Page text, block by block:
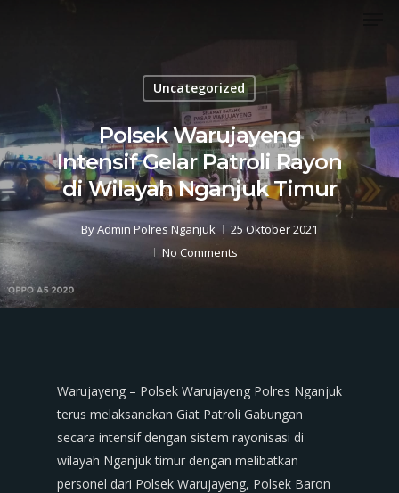
Uncategorized
Polsek Warujayeng
Intensif Gelar Patroli Rayon
di Wilayah Nganjuk Timur
ByAdmin Polres Nganjuk
25 Oktober 2021
No Comments
Warujayeng – Polsek Warujayeng Polres Nganjuk
terus melaksanakan Giat Patroli Gabungan
secara intensif dengan sistem rayonisasi di
wilayah Nganjuk timur dengan melibatkan
personel dari Polsek Warujayeng, Polsek Baron
Menu